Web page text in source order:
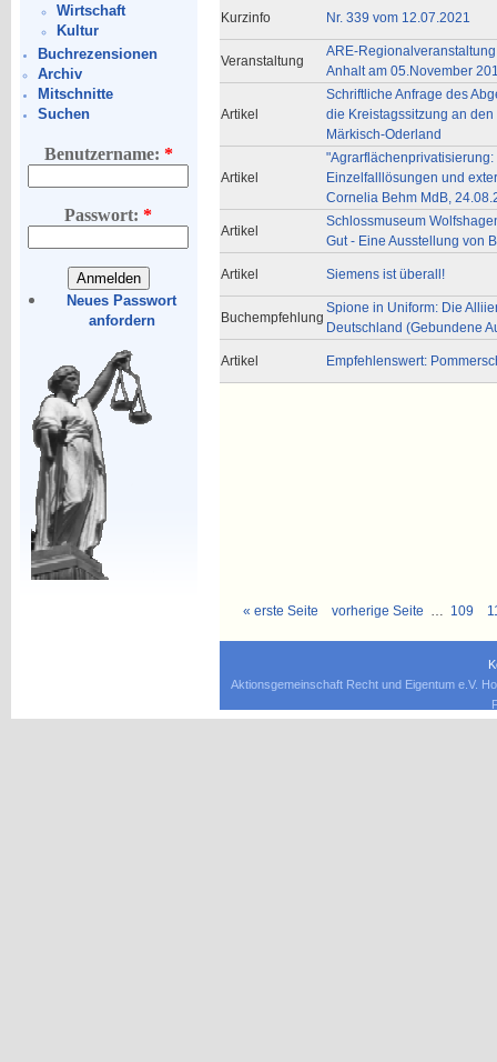
Wirtschaft
Kultur
Buchrezensionen
Archiv
Mitschnitte
Suchen
Benutzername: *
Passwort:*
Neues Passwort
anfordern
Kurzinfo Nr. 339 vom 12.07.2021
Veranstaltung
ARE-
Anhalt am 05.November
Artikel
Schriftliche Anfrage des
die Kreistagssitzung an
Märkisch-Oderland
Artikel
Einzelfalllösungen und
Cornelia Behm MdB,
Artikel
Schlossmuseum
Gut - Eine Ausstellung von
Artikel Siemens ist überall!
Buchempfehlung
Spione in Uniform: Die
Deutschland (Gebundene
Artikel Empfehlenswert:
« erste Seite vorherige Seite … 109
Aktionsgemeinschaft Recht und Eigentum e.V.